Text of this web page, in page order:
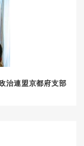
連盟京都府支部